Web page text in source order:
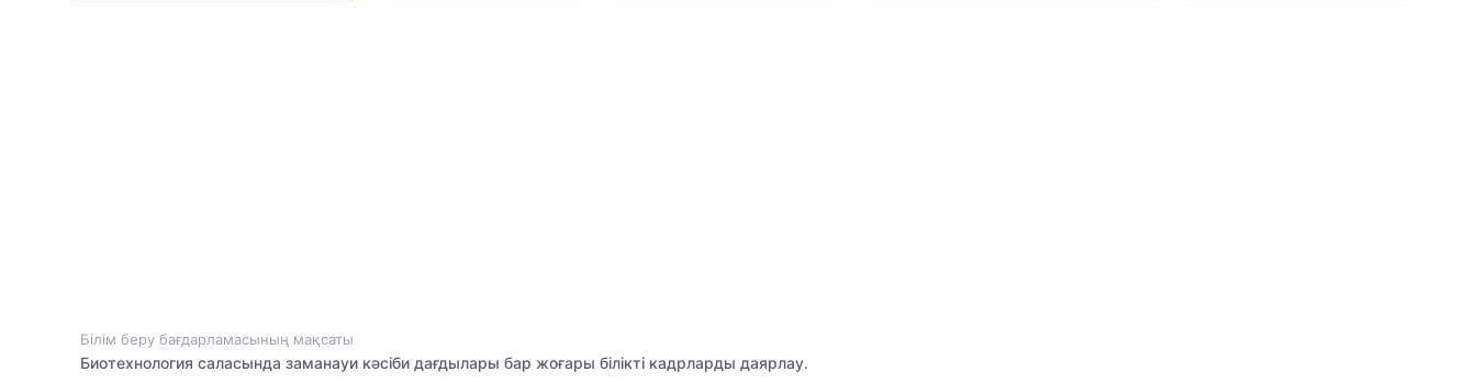
Білім беру бағдарламасының мақсаты
Биотехнология саласында заманауи кәсіби дағдылары бар жоғары білікті кадрларды даярлау.